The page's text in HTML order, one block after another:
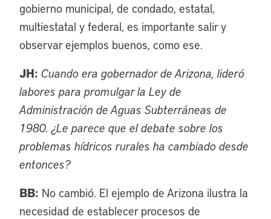
gobierno municipal, de condado, estatal,
multiestatal y federal, es importante salir y
observar ejemplos buenos, como ese.
JH: Cuando era gobernador de Arizona, lideró
labores para promulgar la Ley de
Administración de Aguas Subterráneas de
1980. ¿Le parece que el debate sobre los
problemas hídricos rurales ha cambiado desde
entonces?
BB: No cambió. El ejemplo de Arizona ilustra la
necesidad de establecer procesos de